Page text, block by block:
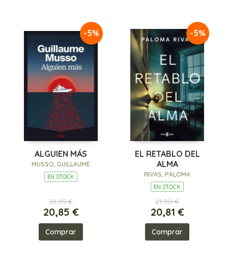
-5%
ALGUIEN MÁS
MUSSO, GUILLAUME
EN STOCK
21,95 €
20,85 €
Comprar
-5%
EL RETABLO DEL
ALMA
RIVAS, PALOMA
EN STOCK
21,90 €
20,81 €
Comprar